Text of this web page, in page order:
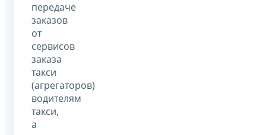
передаче
заказов
от
сервисов
заказа
такси
(агрегаторов)
водителям
такси,
а